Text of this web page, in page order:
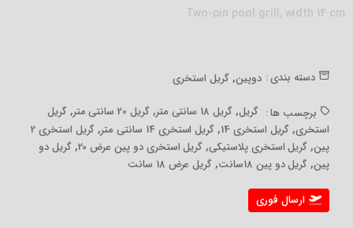
Two-pin pool grill, width 14 cm
دسته بندی : دوپین,گریل استخری
برچسب ها : گریل,گریل 18 سانتی متر ,گریل 20 سانتی متر ,گریل
استخری, گریل استخری 14 , گریل استخری 14 سانتی متر ,
گریل استخری 2
پین, گریل استخری پلاستیکی, گریل استخری دو پین عرض 20 ,گریل دو
پین, گریل دو پین 18سانت , گریل عرض 18 سانت
ارسال فوری